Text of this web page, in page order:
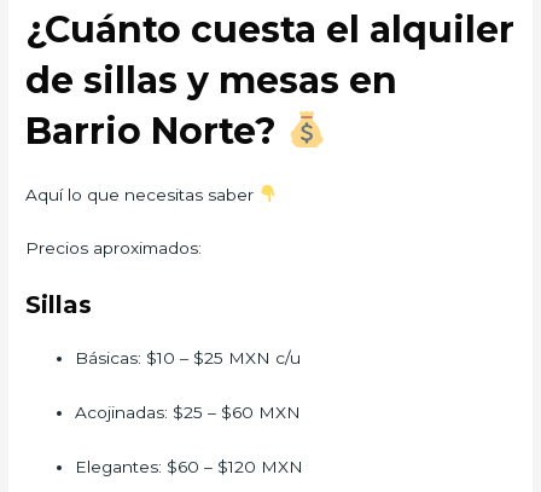
¿Cuánto cuesta el alquiler
de sillas y mesas en
Barrio Norte?
Aquí lo que necesitas saber
Precios aproximados:
Sillas
Básicas: $10 – $25 MXN c/u
Acojinadas: $25 – $60 MXN
Elegantes: $60 – $120 MXN